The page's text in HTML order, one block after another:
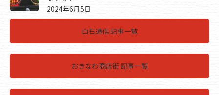
2024年6月5日
白石通信 記事一覧
おきなわ商店街 記事一覧